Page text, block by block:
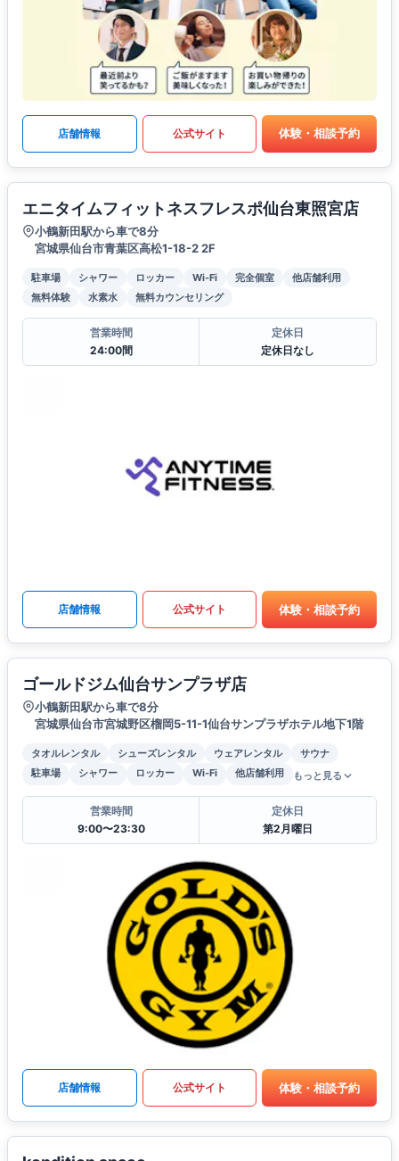
店舗情報 公式サイト 体験・相談予約
エニタイムフィットネスフレスポ仙台東照宮店
小鶴新田駅から車で8分
宮城県仙台市青葉区高松1-18-2 2F
駐車場 シャワー ロッカー Wi-Fi 完全個室
他店舗利用
無料体験
水素水 無料カウンセリング
営業時間
24:00間
定休日
定休日なし
店舗情報 公式サイト 体験・相談予約
ゴールドジム仙台サンプラザ店
小鶴新田駅から車で8分
宮城県仙台市宮城野区榴岡5-11-1仙台サンプラザホテル地下1階
タオルレンタル シューズレンタル ウェアレンタル
サウナ
駐車場
シャワー ロッカー Wi-Fi 他店舗利用 もっと見る
営業時間
9:00〜23:30
定休日
第2月曜日
店舗情報 公式サイト 体験・相談予約